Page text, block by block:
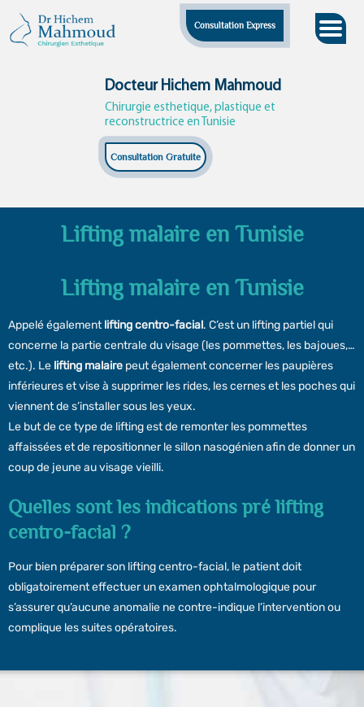
content
Consultation Express
Docteur Hichem Mahmoud
Chirurgie esthetique, plastique et
reconstructrice en Tunisie
Consultation Gratuite
Lifting malaire en Tunisie
Lifting malaire en Tunisie
Appelé égalementlifting centro-facial. C’est un lifting partiel qui
concerne la partie centrale du visage (les pommettes, les bajoues,…
etc.). Le lifting malaire peut également concerner les paupières
inférieures et vise à supprimer les rides, les cernes et les poches qui
viennent de s’installer sous les yeux.
Le but de ce type de lifting est de remonter les pommettes
affaissées et de repositionner le sillon nasogénien afin de donner un
coup de jeune au visage vieilli.
Quelles sont les indications pré lifting
centro-facial ?
Pour bien préparer son lifting centro-facial, le patient doit
obligatoirement effectuer un examen ophtalmologique pour
s’assurer qu’aucune anomalie ne contre-indique l’intervention ou
complique les suites opératoires.